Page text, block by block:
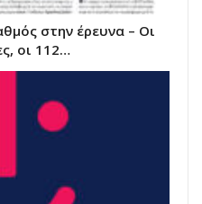
στην έρευνα – Οι
οι 112…